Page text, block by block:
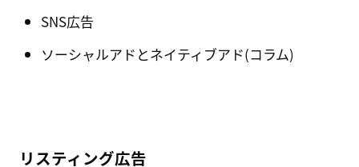
SNS広告
ソーシャルアドとネイティブアド(コラム)
リスティング広告